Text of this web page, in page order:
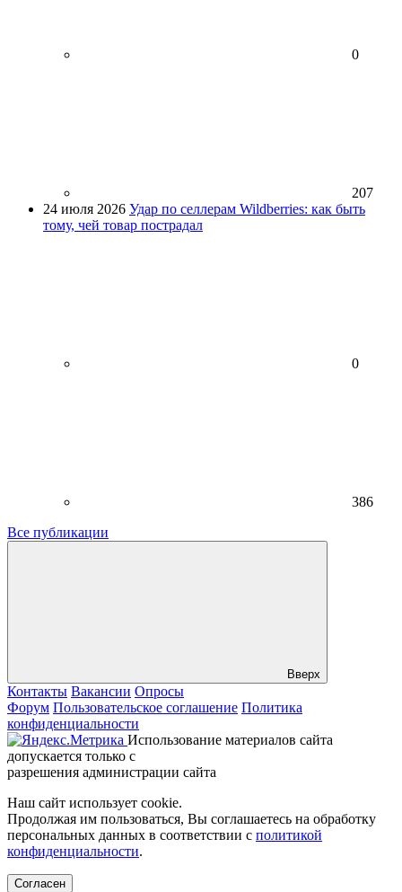
0
207
24 июля 2026 Удар по селлерам Wildberries: как быть
тому, чей товар пострадал
0
386
Все публикации
Вверх
Контакты Вакансии Опросы
Форум Пользовательское соглашение Политика
конфиденциальности
Использование материалов сайта
допускается только с
разрешения администрации сайта
Наш сайт использует cookie.
Продолжая им пользоваться, Вы соглашаетесь на обработку
персональных данных в соответствии с политикой
конфиденциальности.
Согласен